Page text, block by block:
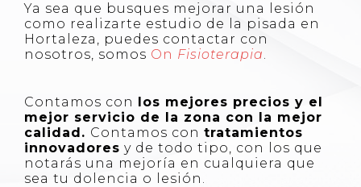
Ya sea que busques mejorar una lesión
como realizarte estudio de la pisada en
Hortaleza, puedes contactar con
nosotros, somos On Fisioterapia.
Contamos con los mejores precios y el
mejor servicio de la zona con la mejor
calidad. Contamos con tratamientos
innovadores y de todo tipo, con los que
notarás una mejoría en cualquiera que
sea tu dolencia o lesión.